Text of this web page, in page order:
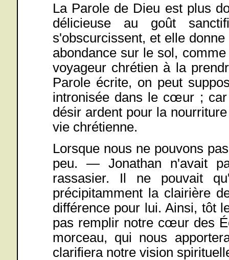
La Parole de Dieu est plus
délicieuse au goût
s'obscurcissent, et elle
abondance sur le sol,
voyageur chrétien à la
Parole écrite, on peut
intronisée dans le cœur ;
désir ardent pour la
vie chrétienne.
Lorsque nous ne pouvons
peu. — Jonathan n'avait
rassasier. Il ne pouvait
précipitamment la clairière
différence pour lui. Ainsi, tôt
pas remplir notre cœur des
morceau, qui nous
clarifiera notre vision